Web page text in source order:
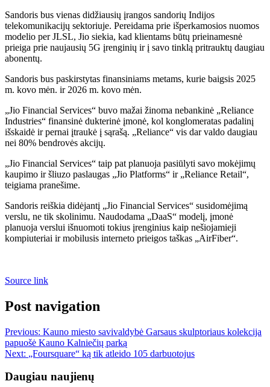
Sandoris bus vienas didžiausių įrangos sandorių Indijos
telekomunikacijų sektoriuje. Pereidama prie išperkamosios nuomos
modelio per JLSL, Jio siekia, kad klientams būtų prieinamesnė
prieiga prie naujausių 5G įrenginių ir į savo tinklą pritrauktų daugiau
abonentų.
Sandoris bus paskirstytas finansiniams metams, kurie baigsis 2025
m. kovo mėn. ir 2026 m. kovo mėn.
„Jio Financial Services“ buvo mažai žinoma nebankinė „Reliance
Industries“ finansinė dukterinė įmonė, kol konglomeratas padalinį
išskaidė ir pernai įtraukė į sąrašą. „Reliance“ vis dar valdo daugiau
nei 80% bendrovės akcijų.
„Jio Financial Services“ taip pat planuoja pasiūlyti savo mokėjimų
kaupimo ir šliuzo paslaugas „Jio Platforms“ ir „Reliance Retail“,
teigiama pranešime.
Sandoris reiškia didėjantį „Jio Financial Services“ susidomėjimą
verslu, ne tik skolinimu. Naudodama „DaaS“ modelį, įmonė
planuoja verslui išnuomoti tokius įrenginius kaip nešiojamieji
kompiuteriai ir mobilusis interneto prieigos taškas „AirFiber“.
Source link
Post navigation
Previous: Kauno miesto savivaldybė Garsaus skulptoriaus kolekcija
papuošė Kauno Kalniečių parką
Next: „Foursquare“ ką tik atleido 105 darbuotojus
Daugiau naujienų